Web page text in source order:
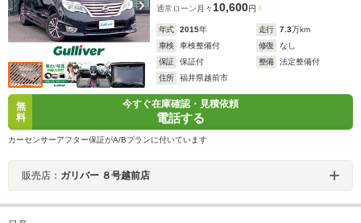
通常ローン 月々10,600円
年式 2015年 走行 7.3万km
車検
車検整備付 修復
なし
保証
保証付 整備
法定整備付
住所
福井県越前市
無
料
今すぐ在庫確認・見積依頼
電話する
カーセンサーアフター保証がA/Bプランに付いています
販売店： ガリバー ８号越前店